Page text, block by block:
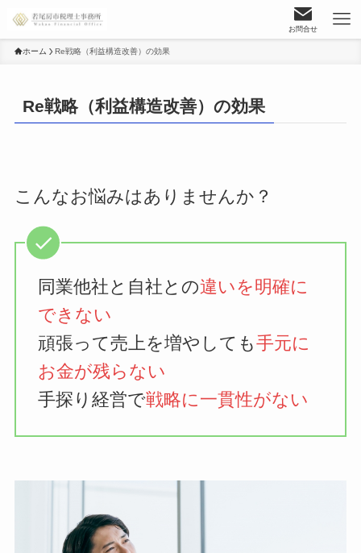
お問合せ
ホーム Re戦略（利益構造改善）の効果
Re戦略（利益構造改善）の効果
こんなお悩みはありませんか？
同業他社と自社との違いを明確に
できない
頑張って売上を増やしても手元に
お金が残らない
手探り経営で戦略に一貫性がない